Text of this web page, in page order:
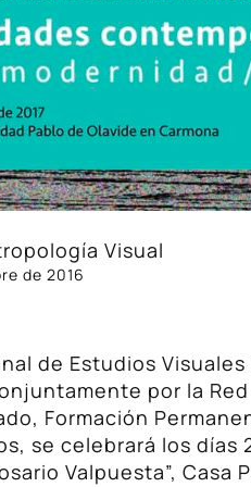
Visual
de 2016
de Estudios
por la
Formación
se celebrará los días
Valpuesta”,